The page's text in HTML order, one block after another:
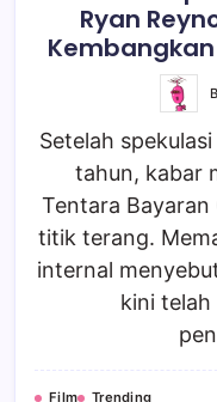
Ryan
Kembangkan
Setelah
tahun, kabar
Tentara
titik terang.
internal
kini telah
Film Trending